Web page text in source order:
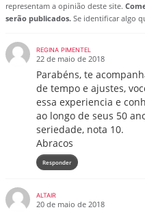
representam a opinião deste site.
serão publicados. Se identificar algo
REGINA PIMENTEL
22 de maio de 2018
Parabéns, te
de tempo e ajustes,
essa experiencia e
ao longo de seus 50
seriedade, nota 10.
Abracos
Responder
ALTAIR
20 de maio de 2018